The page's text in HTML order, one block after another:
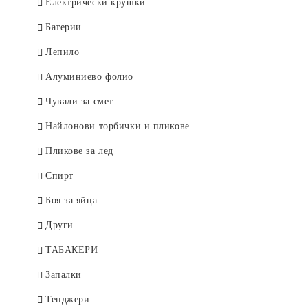
Рубела
SYOSS
Къна
Елеа
Изрусители и обезцветители
Galant
Електрически крушки
Батерии
Лепило
Алуминиево фолио
Чували за смет
Найлонови торбички и пликове
Пликове за лед
Спирт
Боя за яйца
Други
ТАБАКЕРИ
Запалки
Тенджери